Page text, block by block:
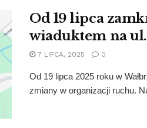
Od 19 lipca
wiaduktem na
7 LIPCA, 2025 0
Od 19 lipca 2025 roku w
zmiany w organizacji ruchu.